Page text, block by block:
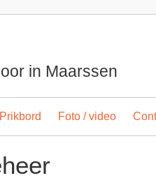
in Maarssen
Prikbord Foto / video